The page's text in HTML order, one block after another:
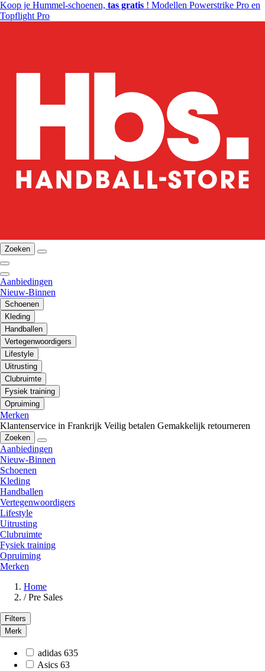
Koop je Hummel-schoenen, tas gratis ! Modellen Powerstrike Pro en
Topflight Pro
Zoeken
Aanbiedingen
Nieuw-Binnen
Schoenen
Kleding
Handballen
Vertegenwoordigers
Lifestyle
Uitrusting
Clubruimte
Fysiek training
Opruiming
Merken
Klantenservice in Frankrijk Veilig betalen Gemakkelijk retourneren
Zoeken
Aanbiedingen
Nieuw-Binnen
Schoenen
Kleding
Handballen
Vertegenwoordigers
Lifestyle
Uitrusting
Clubruimte
Fysiek training
Opruiming
Merken
Home
/ Pre Sales
Filters
Merk
adidas 635
Asics 63